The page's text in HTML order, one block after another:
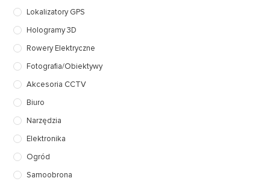
Lokalizatory GPS
Hologramy 3D
Rowery Elektryczne
Fotografia/Obiektywy
Akcesoria CCTV
Biuro
Narzędzia
Elektronika
Ogród
Samoobrona